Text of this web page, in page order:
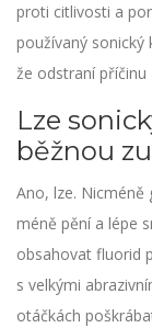
proti citlivosti a
používaný
že odstraní příčinu
Lze
běžnou
Ano, lze.
méně pění a lépe
obsahovat fluorid
s velkými
otáčkách